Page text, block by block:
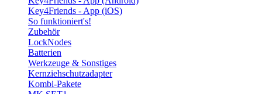
Key4Friends - App (iOS)
So funktioniert's!
Zubehör
LockNodes
Batterien
Werkzeuge & Sonstiges
Kernziehschutzadapter
Kombi-Pakete